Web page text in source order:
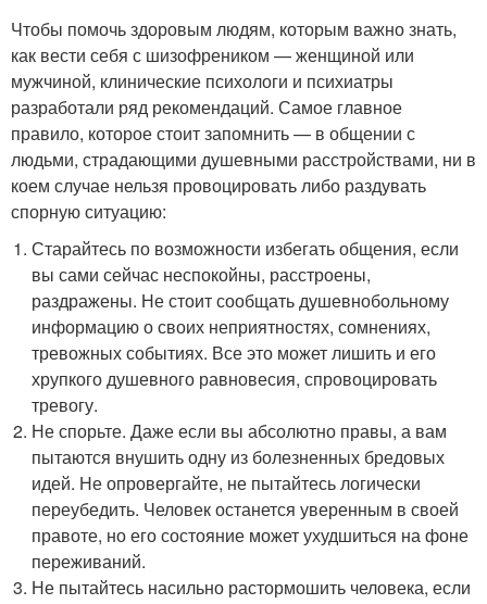
Чтобы помочь здоровым людям, которым важно знать,
как вести себя с шизофреником — женщиной или
мужчиной, клинические психологи и психиатры
разработали ряд рекомендаций. Самое главное
правило, которое стоит запомнить — в общении с
людьми, страдающими душевными расстройствами, ни в
коем случае нельзя провоцировать либо раздувать
спорную ситуацию:
Старайтесь по возможности избегать общения, если
вы сами сейчас неспокойны, расстроены,
раздражены. Не стоит сообщать душевнобольному
информацию о своих неприятностях, сомнениях,
тревожных событиях. Все это может лишить и его
хрупкого душевного равновесия, спровоцировать
тревогу.
Не спорьте. Даже если вы абсолютно правы, а вам
пытаются внушить одну из болезненных бредовых
идей. Не опровергайте, не пытайтесь логически
переубедить. Человек останется уверенным в своей
правоте, но его состояние может ухудшиться на фоне
переживаний.
Не пытайтесь насильно растормошить человека, если